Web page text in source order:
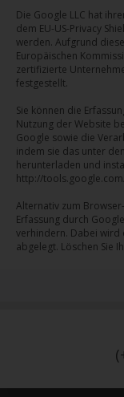
Die Google LLC hat
dem EU-US-Privacy
werden. Aufgrund
Europäischen
zertifizierte
festgestellt.
Sie können die
Nutzung der Website
Google sowie die
indem sie das unter
herunterladen und
http://
Alternativ zum
Erfassung durch
verhindern. Dabei wird
abgelegt. Löschen Sie